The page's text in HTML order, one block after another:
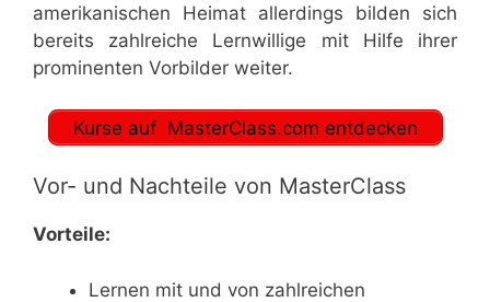
amerikanischen Heimat allerdings bilden sich
bereits zahlreiche Lernwillige mit Hilfe ihrer
prominenten Vorbilder weiter.
Kurse auf MasterClass.com entdecken
Vor- und Nachteile von MasterClass
Vorteile:
Lernen mit und von zahlreichen